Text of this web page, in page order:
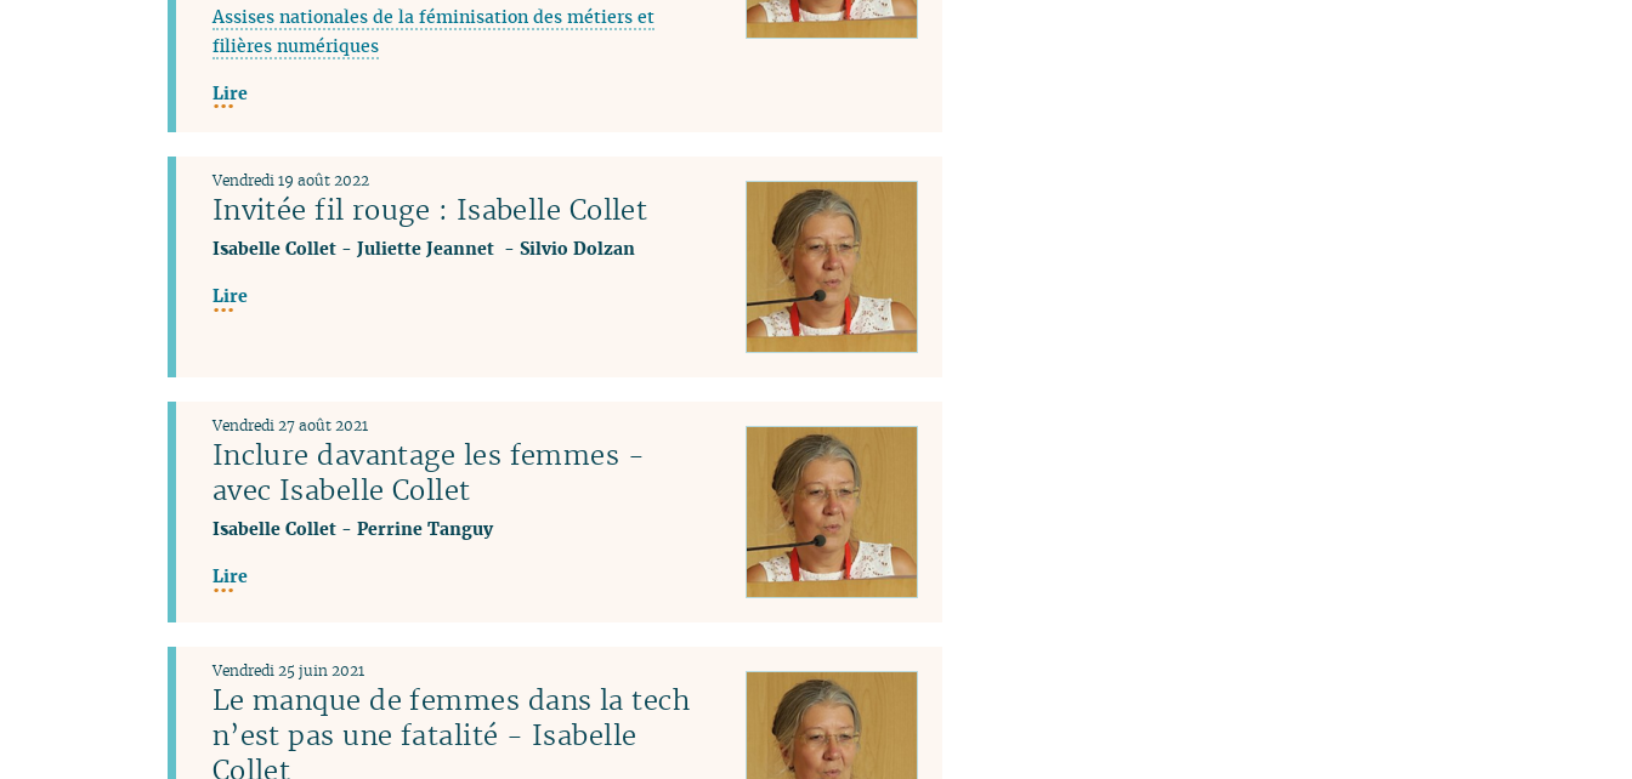
Assises nationales de la féminisation des métiers et
filières numériques
Lire
Invitée fil rouge : Isabelle Collet
Vendredi 19 août 2022
Isabelle Collet- Juliette Jeannet - Silvio Dolzan
Lire
Inclure davantage les femmes -
avec Isabelle Collet
Vendredi 27 août 2021
Isabelle Collet- Perrine Tanguy
Lire
Le manque de femmes dans la tech
n’est pas une fatalité - Isabelle
Collet
Vendredi 25 juin 2021